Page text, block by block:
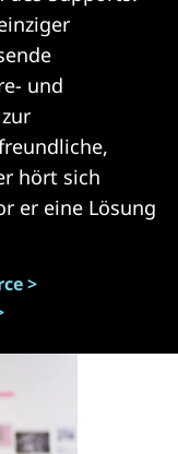
und
hört sich
er eine Lösung
>